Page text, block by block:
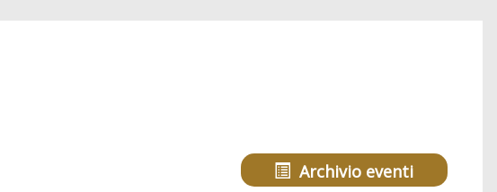
Archivio eventi